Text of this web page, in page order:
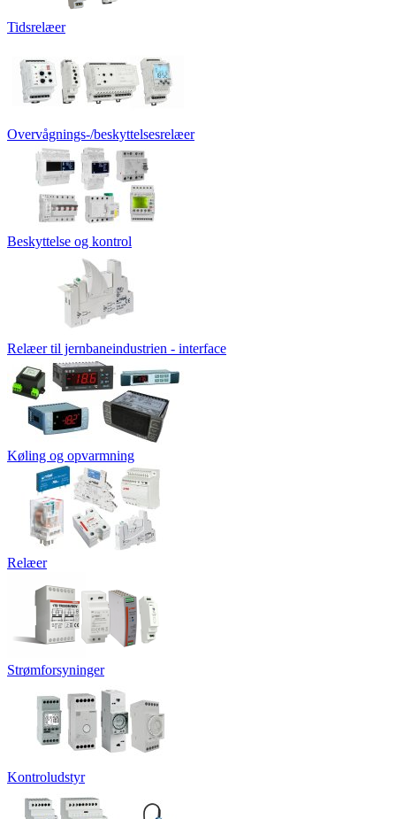
Tidsrelæer
Overvågnings-/beskyttelsesrelæer
Beskyttelse og kontrol
Relæer til jernbaneindustrien - interface
Køling og opvarmning
Relæer
Strømforsyninger
Kontroludstyr